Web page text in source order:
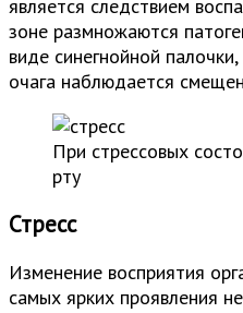
является следствием
зоне размножаются
виде синегнойной
очага наблюдается
При стрессовых
рту
Стресс
Изменение восприятия
самых ярких проявления